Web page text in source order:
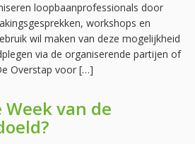
loopbaanprofessionals door
workshops en
wil maken van deze mogelijkheid
via de organiserende partijen of
Overstap voor […]
van de